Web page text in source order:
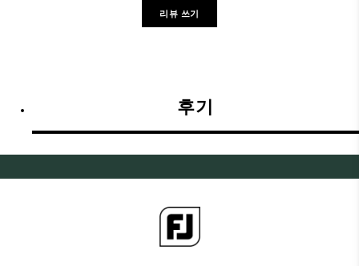
리뷰 쓰기
후기